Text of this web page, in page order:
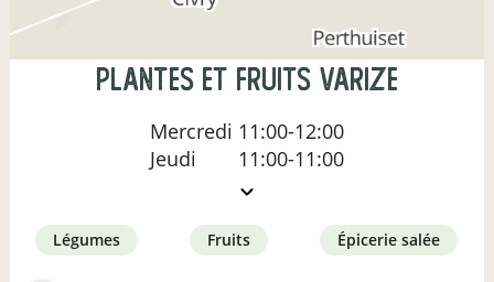
Plantes et Fruits Varize
Mercredi 11:00-12:00
Jeudi
11:00-11:00
légumes fruits épicerie salée